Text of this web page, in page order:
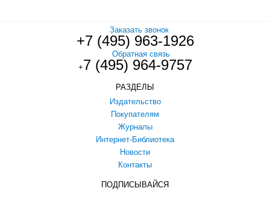
Заказать звонок
+7 (495) 963-1926
Обратная связь
+7 (495) 964-9757
РАЗДЕЛЫ
Издательство
Покупателям
Журналы
Интернет-Библиотека
Новости
Контакты
ПОДПИСЫВАЙСЯ